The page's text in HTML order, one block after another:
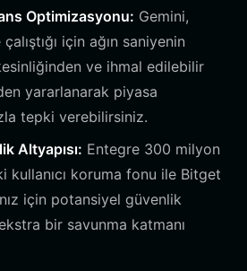
Optimizasyonu: Gemini,
için ağın saniyenin
ve ihmal edilebilir
yararlanarak piyasa
tepki verebilirsiniz.
Altyapısı: Entegre 300 milyon
kullanıcı koruma fonu ile Bitget
için potansiyel güvenlik
ekstra bir savunma katmanı